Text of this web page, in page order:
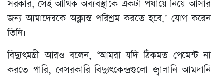
সরকার, সেই আর্থিক অব্যবস্থাকে একটা পর্যায়ে নিয়ে আসার
জন্য আমাদেরকে অক্লান্ত পরিশ্রম করতে হবে,’ যোগ করেন
তিনি।
বিদ্যুৎমন্ত্রী আরও বলেন, ‘আমরা যদি ঠিকমত পেমেন্ট না
করতে পারি, বেসরকারি বিদ্যুৎকেন্দ্রগুলো জ্বালানি আমদানি